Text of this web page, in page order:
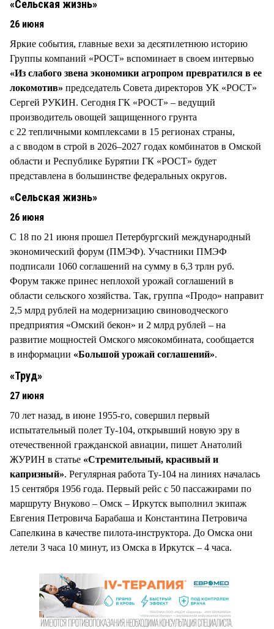
«Сельская жизнь»
26 июня
Яркие события, главные вехи за десятилетнюю историю
Группы компаний «РОСТ» вспоминает в своем интервью
«Из слабого звена экономики агропром превратился в ее
локомотив» председатель Совета директоров УК «РОСТ»
Сергей РУКИН. Сегодня ГК «РОСТ» – ведущий
производитель овощей защищенного грунта
с 22 тепличными комплексами в 15 регионах страны,
а с вводом в строй в 2026–2027 годах комбинатов в Омской
области и Республике Бурятии ГК «РОСТ» будет
представлена в большинстве федеральных округов.
«Сельская жизнь»
26 июня
С 18 по 21 июня прошел Петербургский международный
экономический форум (ПМЭФ). Участники ПМЭФ
подписали 1060 соглашений на сумму в 6,3 трлн руб.
Форум также принес неплохой урожай соглашений в
области сельского хозяйства. Так, группа «Продо» направит
2,5 млрд рублей на модернизацию свиноводческого
предприятия «Омский бекон» и 2 млрд рублей – на
развитие мощностей Омского мясокомбината, сообщается
в информации «Большой урожай соглашений».
«Труд»
27 июня
70 лет назад, в июне 1955-го, совершил первый
испытательный полет Ту-104, открывший новую эру в
отечественной гражданской авиации, пишет Анатолий
ЖУРИН в статье «Стремительный, красивый и
капризный». Регулярная работа Ту-104 на линиях началась
15 сентября 1956 года. Первый рейс с 50 пассажирами по
маршруту Внуково – Омск – Иркутск выполнил экипаж
Евгения Петровича Барабаша и Константина Петровича
Сапелкина в качестве пилота-инструктора. До Омска они
летели 3 часа 10 минут, из Омска в Иркутск – 4 часа.